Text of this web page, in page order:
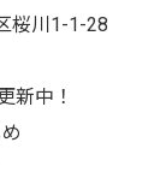
桜川1-1-28
新中！